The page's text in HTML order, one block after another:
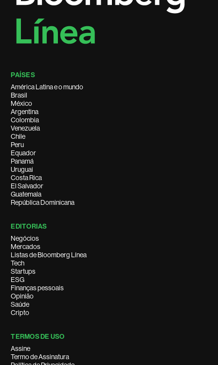
PAÍSES
América Latina e o mundo
Brasil
México
Argentina
Colombia
Venezuela
Chile
Peru
Equador
Panamá
Uruguai
Costa Rica
El Salvador
Guatemala
República Dominicana
EDITORIAS
Negócios
Mercados
Listas de Bloomberg Línea
Tech
Startups
ESG
Finanças pessoais
Opinião
Saúde
Cripto
TERMOS DE USO
Assine
Termo de Assinatura